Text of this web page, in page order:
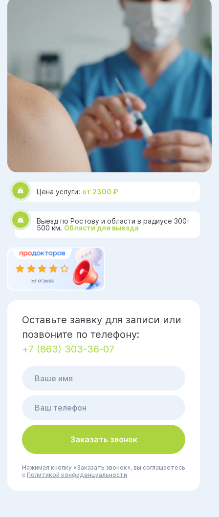
Цена услуги: от 2300 ₽
Выезд по Ростову и области в радиусе 300-
500 км. Области для выезда
Оставьте заявку для записи или
позвоните по телефону:
+7 (863) 303-36-07
Заказать звонок
Нажимая кнопку «Заказать звонок», вы соглашаетесь
с Политикой конфиденциальности